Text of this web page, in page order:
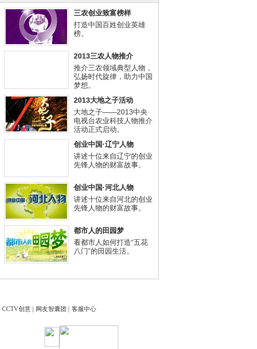
三农创业致富榜样
打造中国百姓创业英雄
榜。
2013三农人物推介
推介三农领域典型人物，
弘扬时代旋律，助力中国
梦想。
2013大地之子活动
大地之子——2013中央
电视台农业科技人物推介
活动正式启动。
创业中国·辽宁人物
讲述十位来自辽宁的创业
先锋人物的财富故事。
创业中国·河北人物
讲述十位来自河北的创业
先锋人物的财富故事。
都市人的田园梦
看都市人如何打造“五花
八门”的田园生活。
CCTV创意 网友智囊团 客服中心